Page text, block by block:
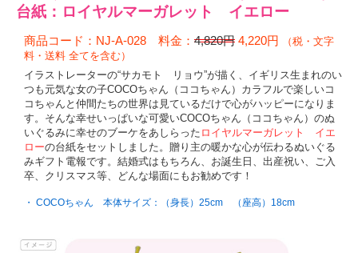
商品コード：NJ-A-028 料金： 4,820円 4,220円
（税・文字
料・送料 全てを含む）
イラストレーターの“サカモト リョウ”が描く、イギリス生まれのい
つも元気な女の子COCOちゃん（ココちゃん）カラフルで楽しいコ
コちゃんと仲間たちの世界は見ているだけで心がハッピーになりま
す。そんな幸せいっぱいな可愛いCOCOちゃん（ココちゃん）のぬ
いぐるみに幸せのブーケをあしらった ロイヤルマーガレット イエ
ローの台紙をセットしました。贈り主の暖かな心が伝わるぬいぐる
みギフト電報です。結婚式はもちろん、お誕生日、出産祝い、ご入
卒、クリスマス等、どんな場面にもお勧めです！
・ COCOちゃん 本体サイズ：（身長）25cm （座高）18cm